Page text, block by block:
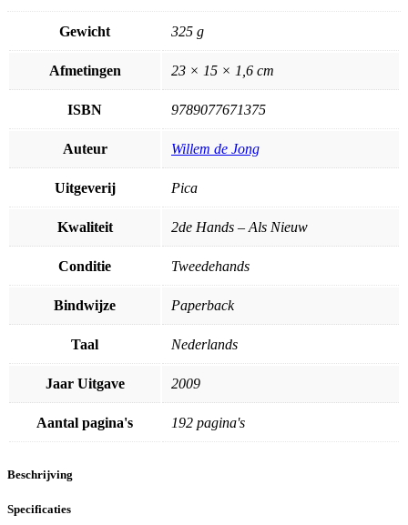
Gewicht 325 g
Afmetingen 23 × 15 × 1,6 cm
ISBN 9789077671375
Auteur Willem de Jong
Uitgeverij Pica
Kwaliteit 2de Hands – Als Nieuw
Conditie Tweedehands
Bindwijze Paperback
Taal Nederlands
Jaar Uitgave 2009
Aantal pagina's 192 pagina's
Beschrijving
Specificaties